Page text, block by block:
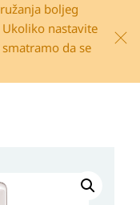
boljeg
nastavite
da se